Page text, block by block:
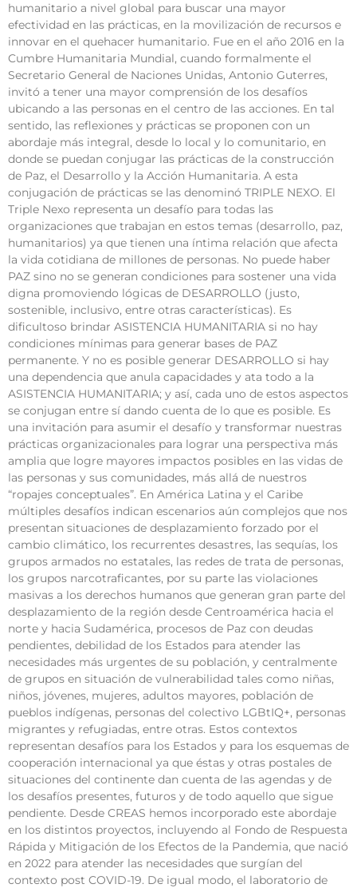
humanitario a nivel global para buscar una mayor
efectividad en las prácticas, en la movilización de recursos e
innovar en el quehacer humanitario. Fue en el año 2016 en la
Cumbre Humanitaria Mundial, cuando formalmente el
Secretario General de Naciones Unidas, Antonio Guterres,
invitó a tener una mayor comprensión de los desafíos
ubicando a las personas en el centro de las acciones. En tal
sentido, las reflexiones y prácticas se proponen con un
abordaje más integral, desde lo local y lo comunitario, en
donde se puedan conjugar las prácticas de la construcción
de Paz, el Desarrollo y la Acción Humanitaria. A esta
conjugación de prácticas se las denominó TRIPLE NEXO. El
Triple Nexo representa un desafío para todas las
organizaciones que trabajan en estos temas (desarrollo, paz,
humanitarios) ya que tienen una íntima relación que afecta
la vida cotidiana de millones de personas. No puede haber
PAZ sino no se generan condiciones para sostener una vida
digna promoviendo lógicas de DESARROLLO (justo,
sostenible, inclusivo, entre otras características). Es
dificultoso brindar ASISTENCIA HUMANITARIA si no hay
condiciones mínimas para generar bases de PAZ
permanente. Y no es posible generar DESARROLLO si hay
una dependencia que anula capacidades y ata todo a la
ASISTENCIA HUMANITARIA; y así, cada uno de estos aspectos
se conjugan entre sí dando cuenta de lo que es posible. Es
una invitación para asumir el desafío y transformar nuestras
prácticas organizacionales para lograr una perspectiva más
amplia que logre mayores impactos posibles en las vidas de
las personas y sus comunidades, más allá de nuestros
“ropajes conceptuales”. En América Latina y el Caribe
múltiples desafíos indican escenarios aún complejos que nos
presentan situaciones de desplazamiento forzado por el
cambio climático, los recurrentes desastres, las sequías, los
grupos armados no estatales, las redes de trata de personas,
los grupos narcotraficantes, por su parte las violaciones
masivas a los derechos humanos que generan gran parte del
desplazamiento de la región desde Centroamérica hacia el
norte y hacia Sudamérica, procesos de Paz con deudas
pendientes, debilidad de los Estados para atender las
necesidades más urgentes de su población, y centralmente
de grupos en situación de vulnerabilidad tales como niñas,
niños, jóvenes, mujeres, adultos mayores, población de
pueblos indígenas, personas del colectivo LGBtIQ+, personas
migrantes y refugiadas, entre otras. Estos contextos
representan desafíos para los Estados y para los esquemas de
cooperación internacional ya que éstas y otras postales de
situaciones del continente dan cuenta de las agendas y de
los desafíos presentes, futuros y de todo aquello que sigue
pendiente. Desde CREAS hemos incorporado este abordaje
en los distintos proyectos, incluyendo al Fondo de Respuesta
Rápida y Mitigación de los Efectos de la Pandemia, que nació
en 2022 para atender las necesidades que surgían del
contexto post COVID-19. De igual modo, el laboratorio de